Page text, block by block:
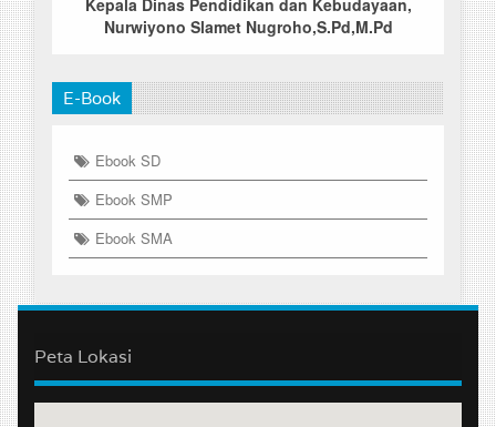
Nurwiyono Slamet Nugroho,S.Pd,M.Pd
E-Book
Ebook SD
Ebook SMP
Ebook SMA
Peta Lokasi